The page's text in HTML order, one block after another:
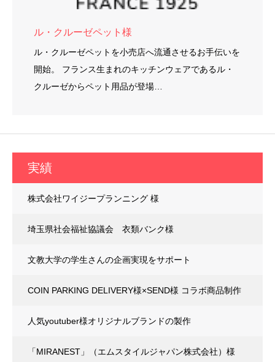
ル・クルーゼペット様
ル・クルーゼペットを小売店へ流通させるお手伝いを
開始。 フランス生まれのキッチンウェアであるル・
クルーゼからペット用品が登場…
実績
株式会社ワイジープランニング 様
埼玉県社会福祉協議会 衣類バンク様
文教大学の学生さんの企画実現をサポート
COIN PARKING DELIVERY様×SEND様 コラボ商品制作
人気youtuber様オリジナルブランドの製作
「MIRANEST」（エムスタイルジャパン株式会社）様